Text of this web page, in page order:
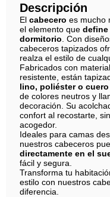
Descripción
El cabecero es mucho
el elemento que define
dormitorio . Con
cabeceros tapizados
realza el estilo de
Fabricados con
resistente, están
lino, poliéster o
de colores neutros y
decoración. Su
confort al recostarte,
acogedor.
Ideales para camas
nuestros cabeceros
directamente en el
fácil y segura.
Transforma tu
estilo con nuestros
diferencia.